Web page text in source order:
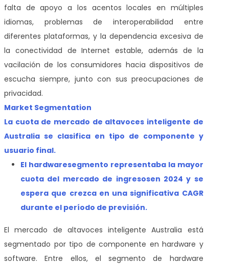
falta de apoyo a los acentos locales en múltiples
idiomas, problemas de interoperabilidad entre
diferentes plataformas, y la dependencia excesiva de
la conectividad de Internet estable, además de la
vacilación de los consumidores hacia dispositivos de
escucha siempre, junto con sus preocupaciones de
privacidad.
Market Segmentation
La cuota de mercado de altavoces inteligente de
Australia se clasifica en tipo de componente y
usuario final.
El hardwaresegmento representaba la mayor
cuota del mercado de ingresosen 2024 y se
espera que crezca en una significativa CAGR
durante el período de previsión.
El mercado de altavoces inteligente Australia está
segmentado por tipo de componente en hardware y
software. Entre ellos, el segmento de hardware